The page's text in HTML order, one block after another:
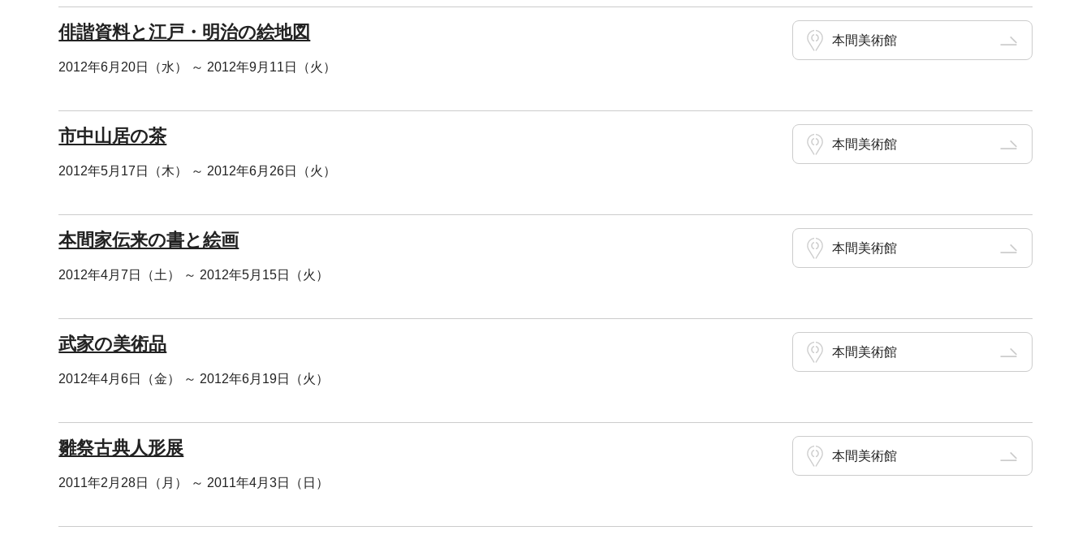
俳諧資料と江戸・明治の絵地図
2012年6月20日（水） ～ 2012年9月11日（火）
本間美術館
市中山居の茶
2012年5月17日（木） ～ 2012年6月26日（火）
本間美術館
本間家伝来の書と絵画
2012年4月7日（土） ～ 2012年5月15日（火）
本間美術館
武家の美術品
2012年4月6日（金） ～ 2012年6月19日（火）
本間美術館
雛祭古典人形展
2011年2月28日（月） ～ 2011年4月3日（日）
本間美術館